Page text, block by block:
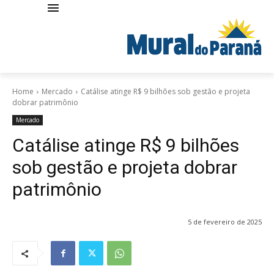
Home Mercado
Catálise atinge R$ 9 bilhões sob gestão e projeta
dobrar patrimônio
Mercado
Catálise atinge R$ 9 bilhões
sob gestão e projeta dobrar
patrimônio
5 de fevereiro de 2025